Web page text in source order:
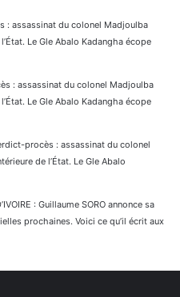
: assassinat du colonel Madjoulba
Le Gle Abalo Kadangha écope
: assassinat du colonel Madjoulba
Le Gle Abalo Kadangha écope
procès : assassinat du colonel
de l’État. Le Gle Abalo
: Guillaume SORO annonce sa
prochaines. Voici ce qu’il écrit aux